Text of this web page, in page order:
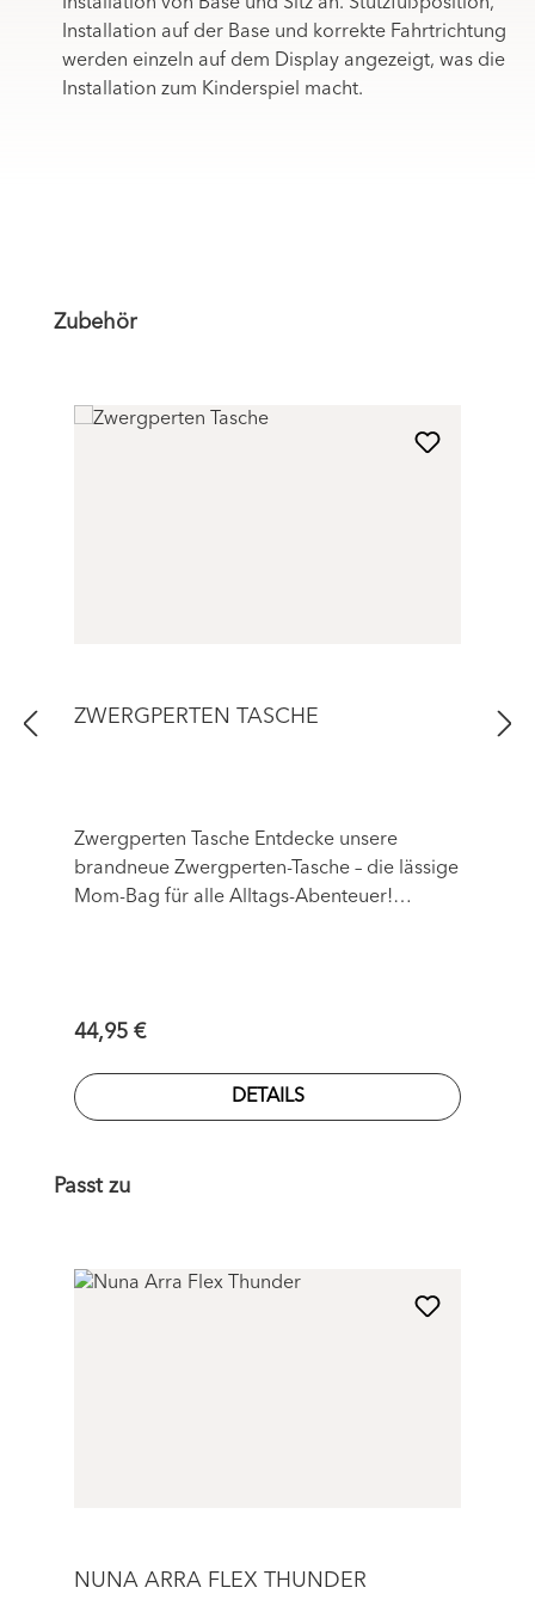
Installation von Base und Sitz an. Stützfußposition,
Installation auf der Base und korrekte Fahrtrichtung
werden einzeln auf dem Display angezeigt, was die
Installation zum Kinderspiel macht.
Produktgalerie überspringen
Zubehör
ZWERGPERTEN TASCHE
Zwergperten Tasche Entdecke unsere
brandneue Zwergperten-Tasche – die lässige
Mom-Bag für alle Alltags-Abenteuer!
Regulärer Preis:
44,95 €
DETAILS
Produktgalerie überspringen
Passt zu
NUNA ARRA FLEX THUNDER